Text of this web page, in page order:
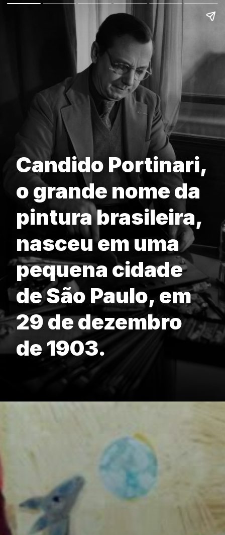
Candido Portinari,
o grande nome da
pintura brasileira,
nasceu em uma
pequena cidade
de São Paulo, em
29 de dezembro
de 1903.